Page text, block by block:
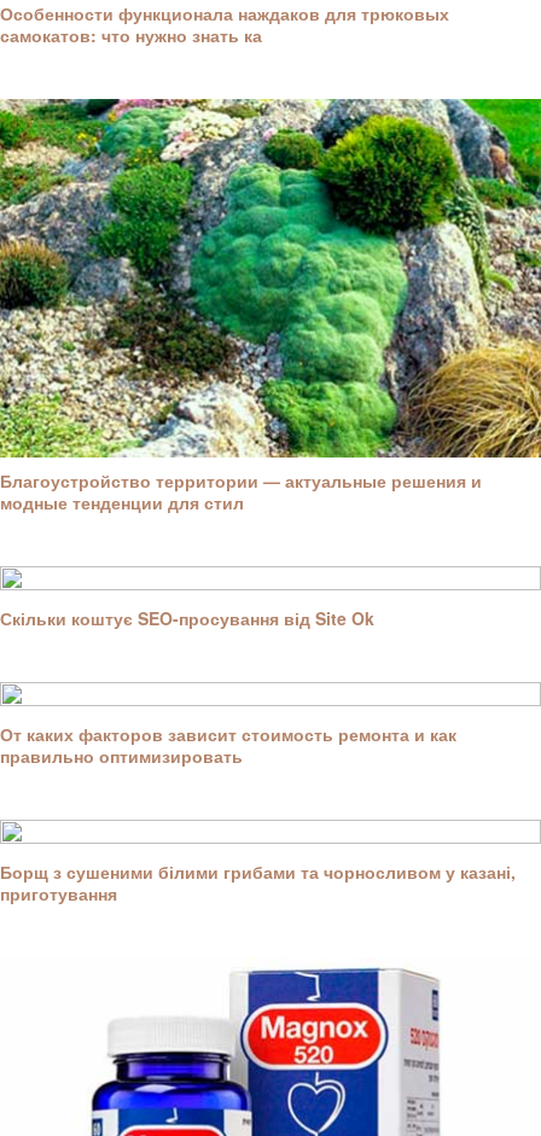
Особенности функционала наждаков для трюковых
самокатов: что нужно знать ка
Благоустройство территории — актуальные решения и
модные тенденции для стил
Скільки коштує SEO-просування від Site Ok
От каких факторов зависит стоимость ремонта и как
правильно оптимизировать
Борщ з сушеними білими грибами та чорносливом у казані,
приготування